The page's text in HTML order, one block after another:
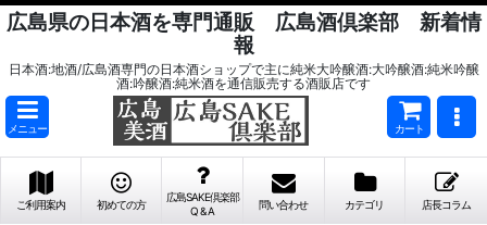
広島県の日本酒を専門通販 広島酒倶楽部 新着情
報
日本酒:地酒/広島酒専門の日本酒ショップで主に純米大吟醸酒:大吟醸酒:純米吟醸
酒:吟醸酒:純米酒を通信販売する酒販店です
メニュー カート
ご利用案内 初めての方
広島SAKE倶楽部
Q & A
問い合わせ カテゴリ 店長コラム